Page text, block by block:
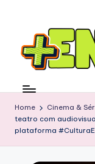
Home Cinema &
teatro com
plataforma